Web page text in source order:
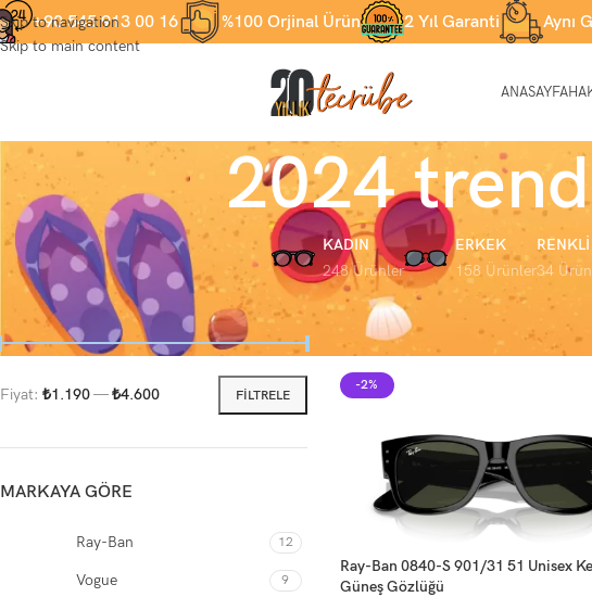
Skip to navigation
Skip to main content
+90 545 913 00 16 %100 Orjinal Ürün 2 Yıl Garanti Aynı
ANASAYFA
2024
KADIN
248 Ürünler
ERKEK
158 Ürünler34
FIYATA GÖRE
FILTRELE
Fiyat: ₺1.190—₺4.600
MARKAYA GÖRE
Ray-Ban 12
Vogue 9
Ana Sayfa Ürünler “2024 trend
Göster
9
-2%
Ray-Ban 0840-S 901/31 51 Unisex
Güneş Gözlüğü